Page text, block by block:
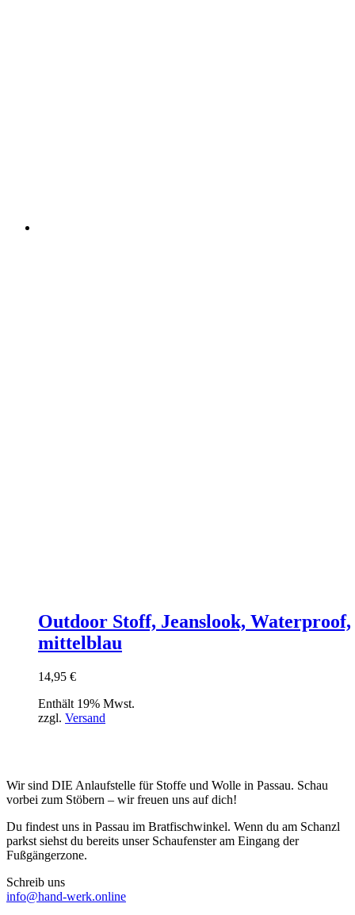
Outdoor Stoff, Jeanslook, Waterproof,
mittelblau
14,95 €
Enthält 19% Mwst.
zzgl. Versand
Wir sind DIE Anlaufstelle für Stoffe und Wolle in Passau. Schau
vorbei zum Stöbern – wir freuen uns auf dich!
Du findest uns in Passau im Bratfischwinkel. Wenn du am Schanzl
parkst siehst du bereits unser Schaufenster am Eingang der
Fußgängerzone.
Schreib uns
info@hand-werk.online